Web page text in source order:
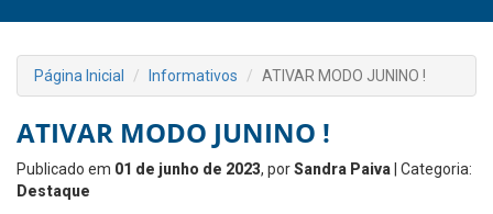
Página Inicial Informativos ATIVAR MODO JUNINO !
ATIVAR MODO JUNINO !
Publicado em 01 de junho de 2023, porSandra Paiva | Categoria:
Destaque